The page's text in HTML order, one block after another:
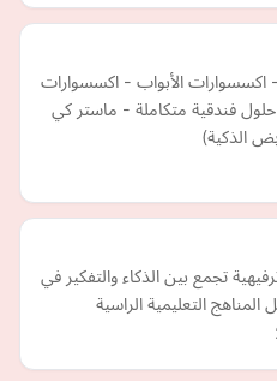
اكسسوارات الأبواب - اكسسوارات
حلول فندقية متكاملة - ماستر كي
الذكية)
تجمع بين الذكاء والتفكير في
المناهج التعليمية الراسية